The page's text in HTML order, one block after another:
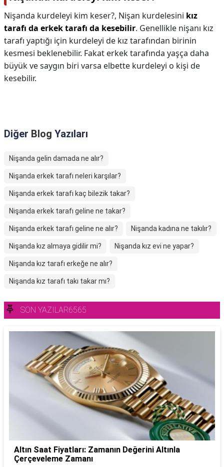
Nişanda kurdeleyi kim keser?, Nişan kurdelesini kız
tarafı da erkek tarafı da kesebilir. Genellikle nişanı kız
tarafı yaptığı için kurdeleyi de kız tarafından birinin
kesmesi beklenebilir. Fakat erkek tarafında yaşça daha
büyük ve saygın biri varsa elbette kurdeleyi o kişi de
kesebilir.
Diğer Blog Yazıları
Nişanda gelin damada ne alır?
Nişanda erkek tarafı neleri karşılar?
Nişanda erkek tarafı kaç bilezik takar?
Nişanda erkek tarafı geline ne takar?
Nişanda erkek tarafı geline ne alır? Nişanda kadına ne takılır?
Nişanda kız almaya gidilir mi? Nişanda kız evi ne yapar?
Nişanda kız tarafı erkeğe ne alır?
Nişanda kız tarafı takı takar mı?
SON YAZILAR6565
Altın Saat Fiyatları: Zamanın Değerini Altınla
Çerçeveleme Zamanı